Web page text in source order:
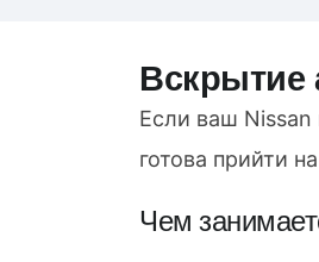
Вскрытие
Если ваш Nissan
готова прийти
Чем